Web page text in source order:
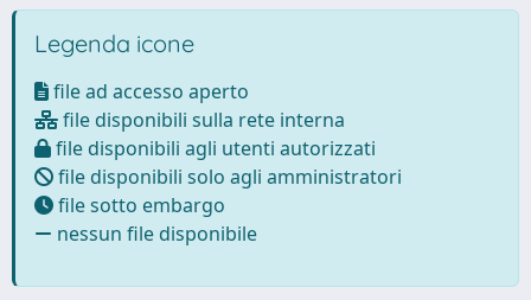
Legenda icone
file ad accesso aperto
file disponibili sulla rete interna
file disponibili agli utenti autorizzati
file disponibili solo agli amministratori
file sotto embargo
nessun file disponibile